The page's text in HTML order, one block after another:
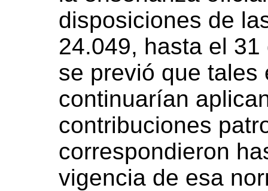
disposiciones de
24.049, hasta el
se previó que tales
continuarían
contribuciones
correspondieron
vigencia de esa